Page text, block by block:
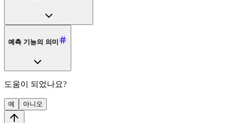
예측 기능의 의미
도움이 되었나요?
예 아니오